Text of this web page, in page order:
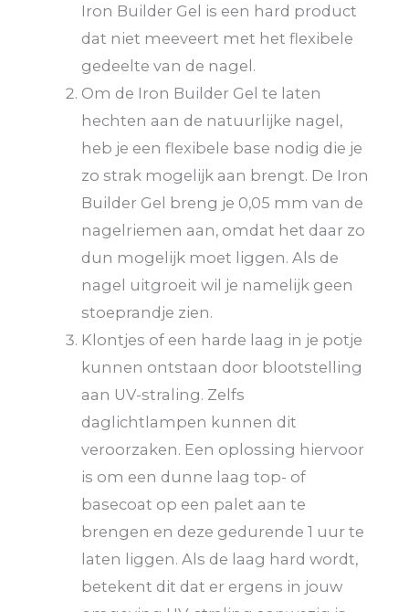
Iron Builder Gel is een hard product
dat niet meeveert met het flexibele
gedeelte van de nagel.
Om de Iron Builder Gel te laten
hechten aan de natuurlijke nagel,
heb je een flexibele base nodig die je
zo strak mogelijk aan brengt. De Iron
Builder Gel breng je 0,05 mm van de
nagelriemen aan, omdat het daar zo
dun mogelijk moet liggen. Als de
nagel uitgroeit wil je namelijk geen
stoeprandje zien.
Klontjes of een harde laag in je potje
kunnen ontstaan door blootstelling
aan UV-straling. Zelfs
daglichtlampen kunnen dit
veroorzaken. Een oplossing hiervoor
is om een dunne laag top- of
basecoat op een palet aan te
brengen en deze gedurende 1 uur te
laten liggen. Als de laag hard wordt,
betekent dit dat er ergens in jouw